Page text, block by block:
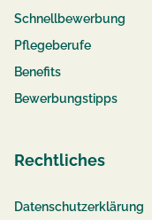
Schnellbewerbung
Pflegeberufe
Benefits
Bewerbungstipps
Rechtliches
Datenschutzerklärung